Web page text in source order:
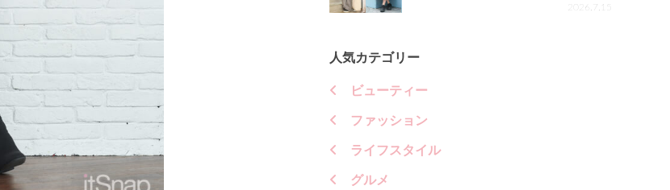
2026.7.15
人気カテゴリー
ビューティー
ファッション
ライフスタイル
グルメ